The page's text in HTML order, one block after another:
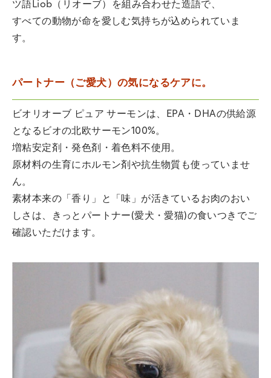
ツ語Liob（リオーブ）を組み合わせた造語で、
すべての動物が命を愛しむ気持ちが込められていま
す。
パートナー（ご愛犬）の気になるケアに。
ビオリオーブ ピュア サーモンは、EPA・DHAの供給源
となるビオの北欧サーモン100%。
増粘安定剤・発色剤・着色料不使用。
原材料の生育にホルモン剤や抗生物質も使っていませ
ん。
素材本来の「香り」と「味」が活きているお肉のおい
しさは、きっとパートナー(愛犬・愛猫)の食いつきでご
確認いただけます。